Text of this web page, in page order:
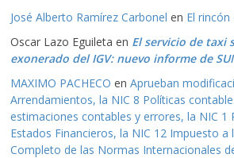
José Alberto Ramírez Carbonel en El rincón
Oscar Lazo Eguileta en El servicio de taxi
exonerado del IGV: nuevo informe de
MAXIMO PACHECO enAprueban
Arrendamientos, la NIC 8 Políticas
estimaciones contables y errores, la NIC 1
Estados Financieros, la NIC 12 Impuesto a
Completo de las Normas Internacionales